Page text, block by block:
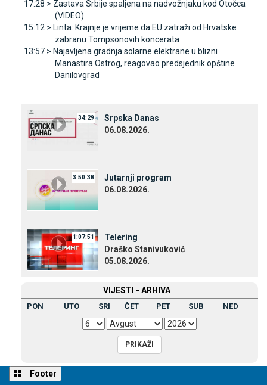
17:28 > Zastava Srbije spaljena na nadvožnjaku kod Otočca
(VIDEO)
15:12 > Linta: Krajnje je vrijeme da EU zatraži od Hrvatske
zabranu Tompsonovih koncerata
13:57 > Najavljena gradnja solarne elektrane u blizni
Manastira Ostrog, reagovao predsjednik opštine
Danilovgrad
34:29
Srpska Danas
06.08.2026.
3:50:38
Јutarnji program
06.08.2026.
1:07:51
Telering
Draško Stanivuković
05.08.2026.
VIЈESTI - ARHIVA
PON UTO SRI ČET PET SUB NED
Footer